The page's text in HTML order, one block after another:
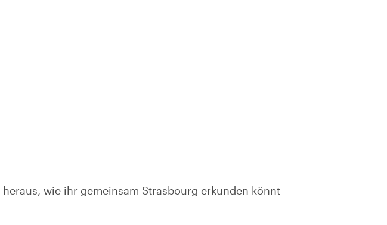
wie ihr gemeinsam Strasbourg erkunden könnt